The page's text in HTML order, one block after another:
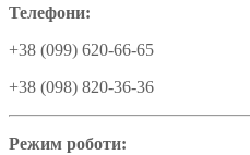
Телефони:
+38 (099) 620-66-65
+38 (098) 820-36-36
Режим роботи: